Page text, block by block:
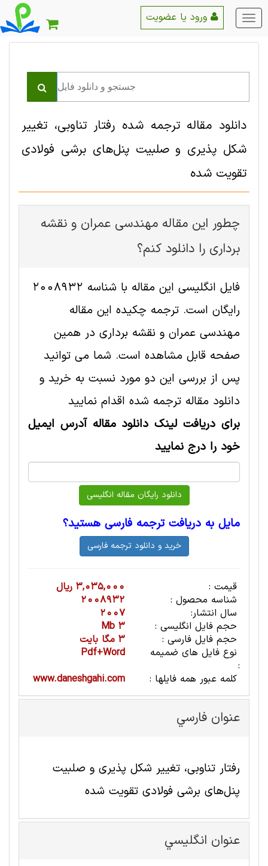
منو
اصلی
دانلود مقاله ترجمه شده رفتار تناوبی، تغییر
شکل پذیری و صلبیت پنل‌های برشی فولادی
تقویت شده
چطور این مقاله مهندسی عمران و نقشه
برداری را دانلود کنم؟
فایل انگلیسی این مقاله با شناسه 2008932
رایگان است. ترجمه چکیده این مقاله
مهندسی عمران و نقشه برداری در همین
صفحه قابل مشاهده است. شما می توانید
پس از بررسی این دو مورد نسبت به خرید و
دانلود مقاله ترجمه شده اقدام نمایید
برای دریافت لینک دانلود مقاله آدرس ایمیل
خود را درج نمایید
مایل به دریافت ترجمه فارسی هستید؟
قیمت :
3,035,000 ریال
شناسه محصول :
2008932
سال انتشار:
2007
حجم فایل انگلیسی :
3 Mb
حجم فایل فارسی :
3 مگا بایت
نوع فایل های ضمیمه
:
Pdf+Word
کلمه عبور همه فایلها :
www.daneshgahi.com
عنوان فارسي
رفتار تناوبی، تغییر شکل پذیری و صلبیت
پنل‌های برشی فولادی تقویت شده
عنوان انگليسي